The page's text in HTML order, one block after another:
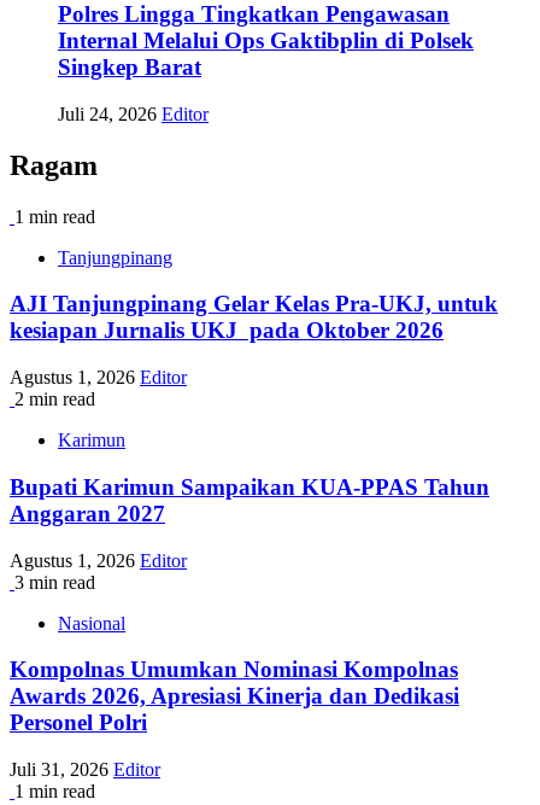
Polres Lingga Tingkatkan Pengawasan
Internal Melalui Ops Gaktibplin di Polsek
Singkep Barat
Juli 24, 2026 Editor
Ragam
1 min read
Tanjungpinang
AJI Tanjungpinang Gelar Kelas Pra-UKJ, untuk
kesiapan Jurnalis UKJ pada Oktober 2026
Agustus 1, 2026 Editor
2 min read
Karimun
Bupati Karimun Sampaikan KUA-PPAS Tahun
Anggaran 2027
Agustus 1, 2026 Editor
3 min read
Nasional
Kompolnas Umumkan Nominasi Kompolnas
Awards 2026, Apresiasi Kinerja dan Dedikasi
Personel Polri
Juli 31, 2026 Editor
1 min read